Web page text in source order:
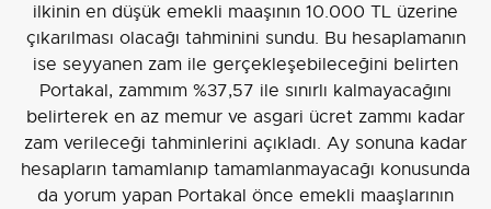
ilkinin en düşük emekli maaşının 10.000 TL üzerine
çıkarılması olacağı tahminini sundu. Bu hesaplamanın
ise seyyanen zam ile gerçekleşebileceğini belirten
Portakal, zammım %37,57 ile sınırlı kalmayacağını
belirterek en az memur ve asgari ücret zammı kadar
zam verileceği tahminlerini açıkladı. Ay sonuna kadar
hesapların tamamlanıp tamamlanmayacağı konusunda
da yorum yapan Portakal önce emekli maaşlarının